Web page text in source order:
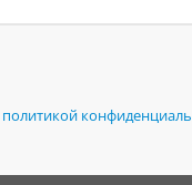
политикой